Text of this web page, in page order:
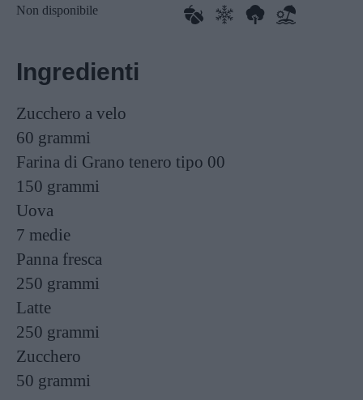
Non disponibile
Ingredienti
Zucchero a velo
60 grammi
Farina di Grano tenero tipo 00
150 grammi
Uova
7 medie
Panna fresca
250 grammi
Latte
250 grammi
Zucchero
50 grammi